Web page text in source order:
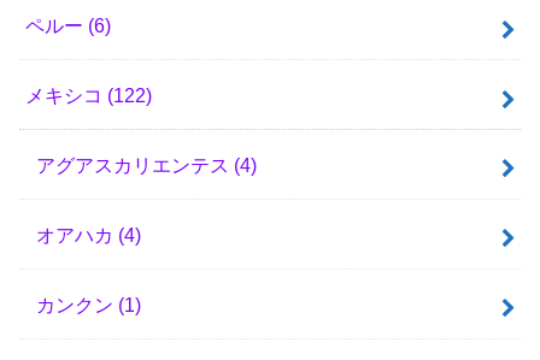
ペルー (6)
メキシコ (122)
アグアスカリエンテス (4)
オアハカ (4)
カンクン (1)